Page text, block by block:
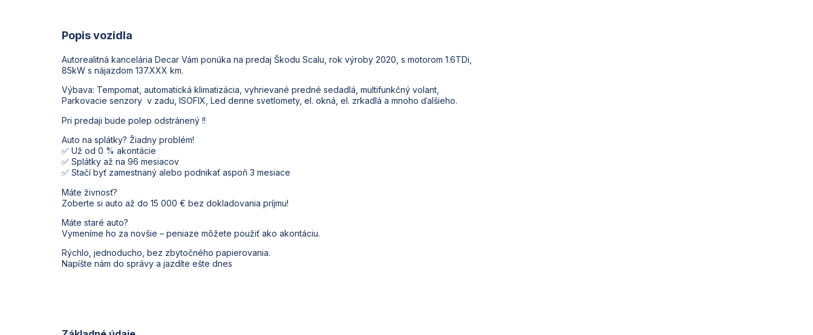
Popis vozidla
Autorealitná kancelária Decar Vám ponúka na predaj Škodu Scalu, rok výroby 2020, s motorom 1.6TDi,
85kW s nájazdom 137.XXX km.
Výbava: Tempomat, automatická klimatizácia, vyhrievané predné sedadlá, multifunkčný volant,
Parkovacie senzory v zadu, ISOFIX, Led denne svetlomety, el. okná, el. zrkadlá a mnoho ďalšieho.
Pri predaji bude polep odstránený !!
Auto na splátky? Žiadny problém!
✅ Už od 0 % akontácie
✅ Splátky až na 96 mesiacov
✅ Stačí byť zamestnaný alebo podnikať aspoň 3 mesiace
Máte živnosť?
Zoberte si auto až do 15 000 € bez dokladovania príjmu!
Máte staré auto?
Vymeníme ho za novšie – peniaze môžete použiť ako akontáciu.
Rýchlo, jednoducho, bez zbytočného papierovania.
Napíšte nám do správy a jazdíte ešte dnes